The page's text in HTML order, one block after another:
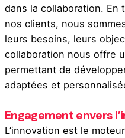
dans la collaboration. En
nos clients, nous
leurs besoins, leurs
collaboration nous offre
permettant de
adaptées et
Engagement envers
L’innovation est le